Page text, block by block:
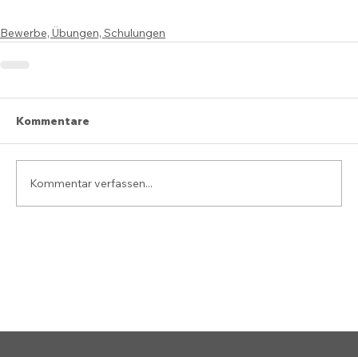
Bewerbe, Übungen, Schulungen
Kommentare
Kommentar verfassen...